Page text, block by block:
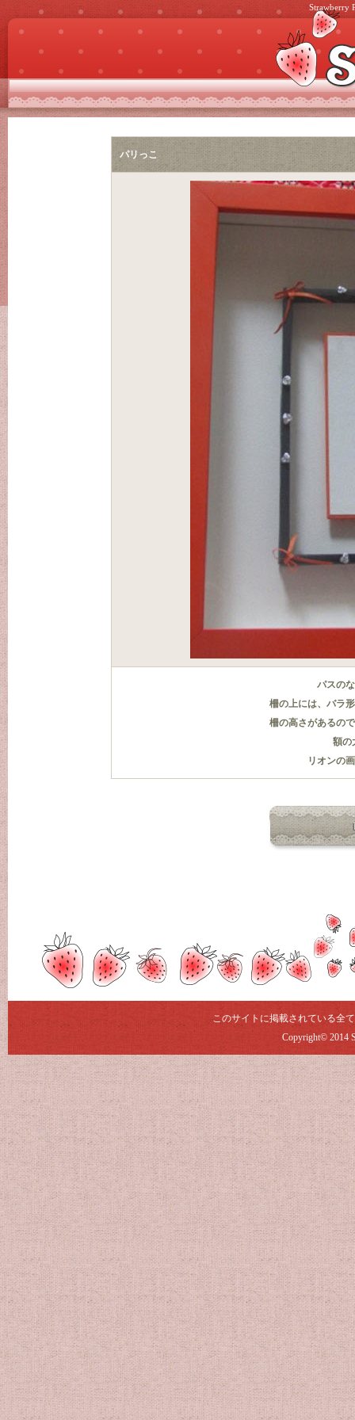
Strawberry
パリっこ
パスの
柵の上には、バラ
柵の高さがあるの
額の
リオンの
このサイトに掲載されている全
Copyright© 2014